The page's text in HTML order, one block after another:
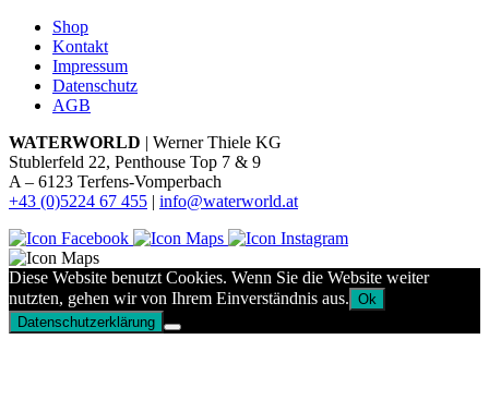
Shop
Kontakt
Impressum
Datenschutz
AGB
WATERWORLD | Werner Thiele KG
Stublerfeld 22, Penthouse Top 7 & 9
A – 6123 Terfens-Vomperbach
+43 (0)5224 67 455 | info@waterworld.at
Diese Website benutzt Cookies. Wenn Sie die Website weiter
nutzten, gehen wir von Ihrem Einverständnis aus. Ok
Datenschutzerklärung